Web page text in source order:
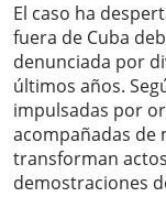
El caso ha
fuera de Cuba
denunciada por
últimos años.
impulsadas por
acompañadas de
transforman
demostraciones